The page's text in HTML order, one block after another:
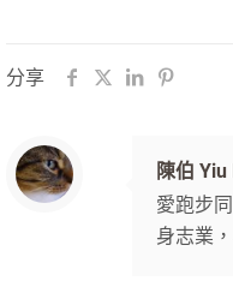
分享
陳伯
愛跑步
身志業